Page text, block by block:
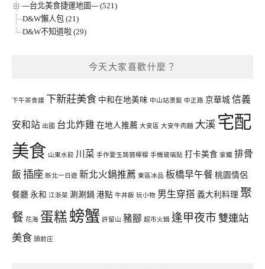
---台北美食捷運地圖--- (521)
D&W懶人包 (21)
D&W不知道啦 (29)
今天大家喜歡什麼？
下午茶食譜 下新莊美食 中和在地美味 中山站燙髮 中正路 京華城 信義
安和站 出國 台北炸雞 在地人推薦 大安區 大安牛肉麵 大溪 宅配
美食 山東水餃 川菜 手作愛玉蒟蒻檸檬 手機玻璃貼 打卡美食 拿鐵 排骨
飯 插座 新北一日遊 新北火鍋推薦 東區冰品 板橋早午餐 桃園情侶
餐廳 永和 江浙菜 涮涮鍋 港點 牛丼飯 玩小物 男生穿搭 義大利料理 聚
餐 花海 蛋糕 螃蟹 許留山 豬腳 超市火鍋 逢甲夜市 雙連站
美食 頭前庄